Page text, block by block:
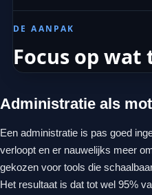
DE AANPAK
Focus op wat
Administratie als
Een administratie is pas goed
verloopt en er nauwelijks meer
gekozen voor tools die
Het resultaat is dat tot wel 95%